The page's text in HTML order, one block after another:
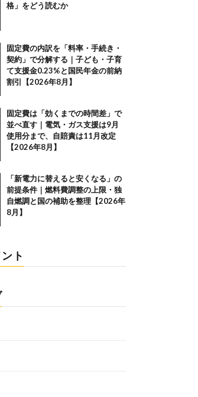
格」をどう読むか
固定費の内訳を「料率・手続き・
契約」で分解する｜子ども・子育
て支援金0.23%と国民年金の前納
割引【2026年8月】
固定費は「効くまでの時間差」で
並べ直す｜電気・ガス支援は9月
使用分まで、自賠責は11月改定
【2026年8月】
「新電力に替えると安くなる」の
前提条件｜燃料費調整の上限・独
自燃調と国の補助を整理【2026年
8月】
ト